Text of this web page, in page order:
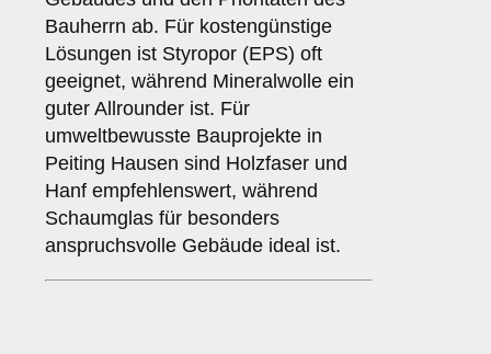
Bauherrn ab. Für kostengünstige
Lösungen ist Styropor (EPS) oft
geeignet, während Mineralwolle ein
guter Allrounder ist. Für
umweltbewusste Bauprojekte in
Peiting Hausen sind Holzfaser und
Hanf empfehlenswert, während
Schaumglas für besonders
anspruchsvolle Gebäude ideal ist.